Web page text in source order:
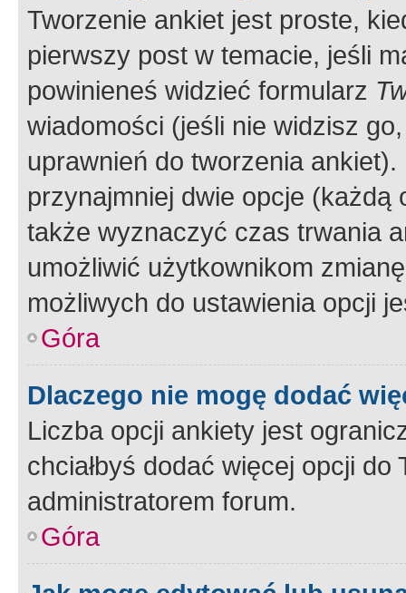
Tworzenie ankiet jest proste,
pierwszy post w temacie, jeśli
powinieneś widzieć formularz
wiadomości (jeśli nie widzisz
uprawnień do tworzenia
przynajmniej dwie opcje
także wyznaczyć czas trwania
umożliwić użytkownikom
możliwych do ustawienia opcji
Góra
Dlaczego nie mogę dodać
Liczba opcji ankiety jest
chciałbyś dodać więcej opcji
administratorem forum.
Góra